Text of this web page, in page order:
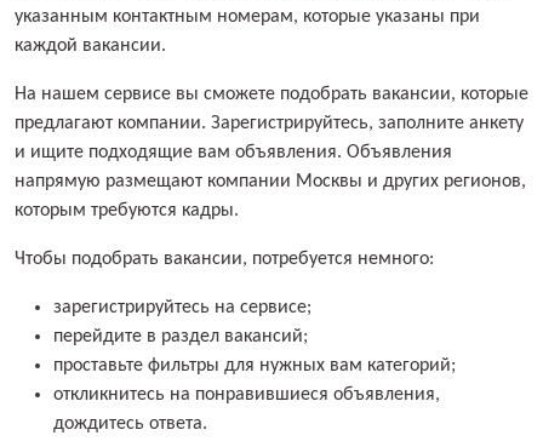
указанным контактным номерам, которые указаны при
каждой вакансии.
На нашем сервисе вы сможете подобрать вакансии, которые
предлагают компании. Зарегистрируйтесь, заполните анкету
и ищите подходящие вам объявления. Объявления
напрямую размещают компании Москвы и других регионов,
которым требуются кадры.
Чтобы подобрать вакансии, потребуется немного:
зарегистрируйтесь на сервисе;
перейдите в раздел вакансий;
проставьте фильтры для нужных вам категорий;
откликнитесь на понравившиеся объявления,
дождитесь ответа.